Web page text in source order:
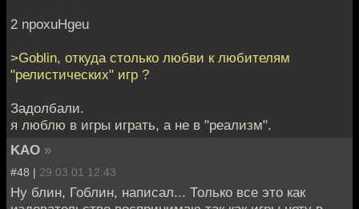
2 npoxuHgeu
>Goblin, откуда столько любви к любителям
"релистических" игр ?
Задолбали.
я люблю в игры играть, а не в "реализм".
KAO »
#48 | 29.03.01 12:43
Ну блин, Гоблин, написал... Только все это как